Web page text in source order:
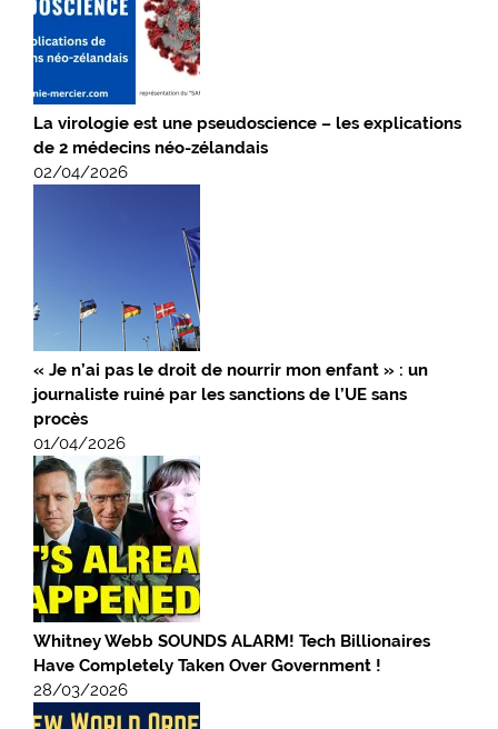
La virologie est une pseudoscience – les explications
de 2 médecins néo-zélandais
02/04/2026
« Je n’ai pas le droit de nourrir mon enfant » : un
journaliste ruiné par les sanctions de l’UE sans
procès
01/04/2026
Whitney Webb SOUNDS ALARM! Tech Billionaires
Have Completely Taken Over Government !
28/03/2026